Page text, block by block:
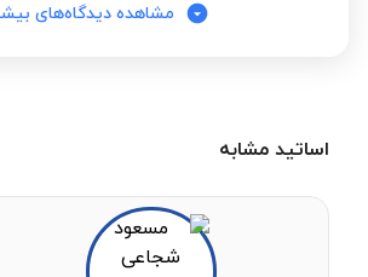
مشاهده دیدگاه‌های
اساتید مشابه